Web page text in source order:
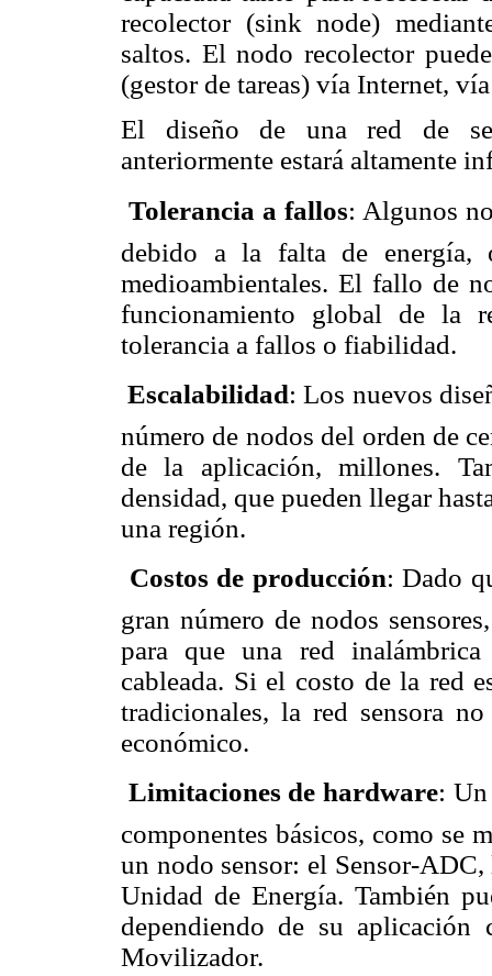
recolector (sink node)
saltos. El nodo recolector
(gestor de tareas) vía Internet,
El diseño de una red de
anteriormente estará altamente
 Tolerancia a fallos: Algunos
debido a la falta de energía,
medioambientales. El fallo de
funcionamiento global de la
tolerancia a fallos o fiabilidad.
 Escalabilidad: Los nuevos
número de nodos del orden de
de la aplicación, millones.
densidad, que pueden llegar
una región.
 Costos de producción: Dado
gran número de nodos
para que una red
cableada. Si el costo de la red
tradicionales, la red sensora
económico.
 Limitaciones de hardware:
componentes básicos, como se
un nodo sensor: el Sensor-
Unidad de Energía. También
dependiendo de su
Movilizador.